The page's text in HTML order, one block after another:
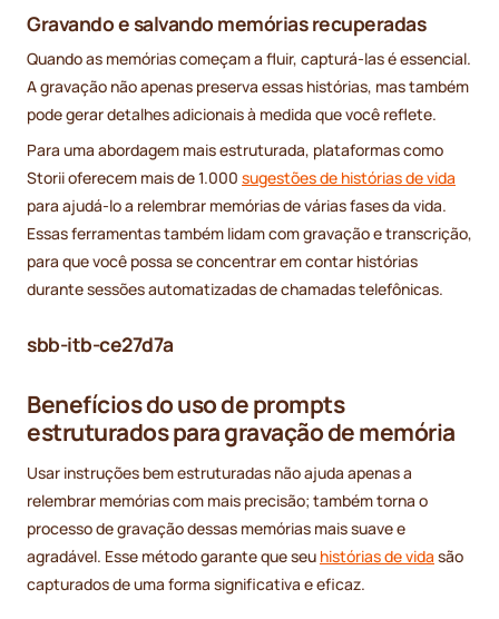
Gravando e salvando memórias recuperadas
Quando as memórias começam a fluir, capturá-las é essencial.
A gravação não apenas preserva essas histórias, mas também
pode gerar detalhes adicionais à medida que você reflete.
Para uma abordagem mais estruturada, plataformas como
Storii oferecem mais de 1.000 sugestões de histórias de vida
para ajudá-lo a relembrar memórias de várias fases da vida.
Essas ferramentas também lidam com gravação e transcrição,
para que você possa se concentrar em contar histórias
durante sessões automatizadas de chamadas telefônicas.
sbb-itb-ce27d7a
Benefícios do uso de prompts
estruturados para gravação de memória
Usar instruções bem estruturadas não ajuda apenas a
relembrar memórias com mais precisão; também torna o
processo de gravação dessas memórias mais suave e
agradável. Esse método garante que seu histórias de vida são
capturados de uma forma significativa e eficaz.